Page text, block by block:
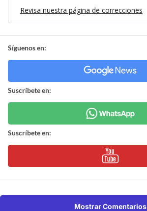
Revisa nuestra página de correcciones
Síguenos en:
Suscríbete en:
Suscríbete en:
Mostrar Comentarios